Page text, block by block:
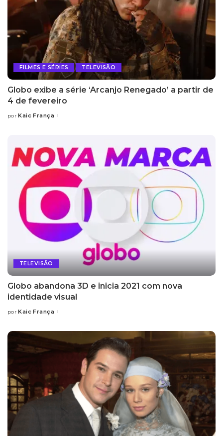
FILMES E SÉRIES TELEVISÃO
Globo exibe a série ‘Arcanjo Renegado’ a partir de
4 de fevereiro
Posted
por Kaic França
TELEVISÃO
Globo abandona 3D e inicia 2021 com nova
identidade visual
Posted
por Kaic França